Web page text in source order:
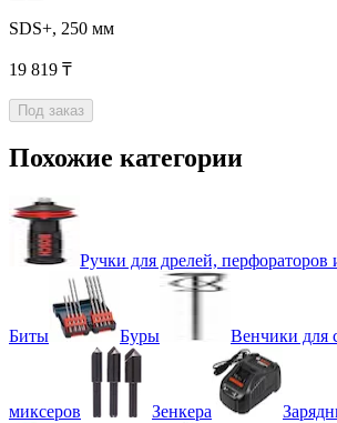
SDS+, 250 мм
19 819 ₸
Под заказ
Похожие категории
Ручки для дрелей,
Биты Буры Венчики для
миксеров Зенкера